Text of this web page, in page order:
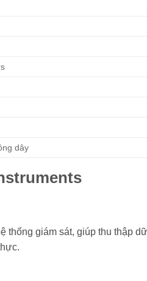
dây
thống giám sát, giúp thu thập